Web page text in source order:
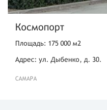
Космопорт
Площадь: 175 000 м2
Адрес: ул. Дыбенко, д. 30.
САМАРА